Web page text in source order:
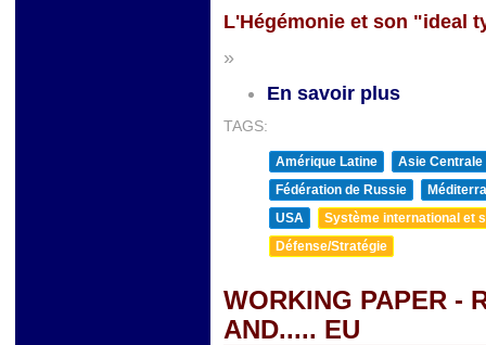
L'Hégémonie et son "ideal
»
En savoir plus
TAGS:
Amérique Latine
Asie Centrale
Fédération de Russie
USA
Système international et
Défense/Stratégie
WORKING PAPER -
AND..... EU